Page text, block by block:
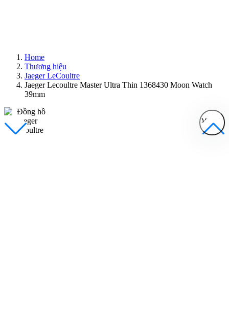
Home
Thương hiệu
Jaeger LeCoultre
Jaeger Lecoultre Master Ultra Thin 1368430 Moon Watch
39mm
MENU